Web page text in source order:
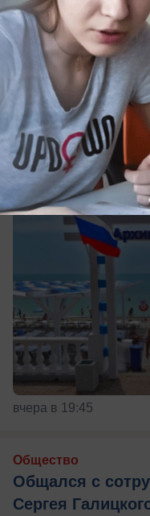
«Судьбу не
ехать ли на
после атаки
Изменила ли
планы туристов на
вчера в 19:45
Общество
Общался с
Сергея